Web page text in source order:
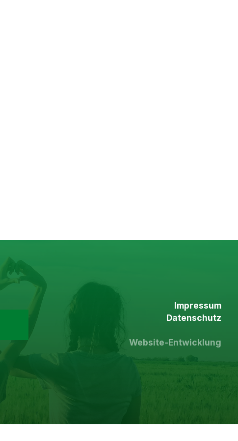
Impressum
Datenschutz
Website-Entwicklung